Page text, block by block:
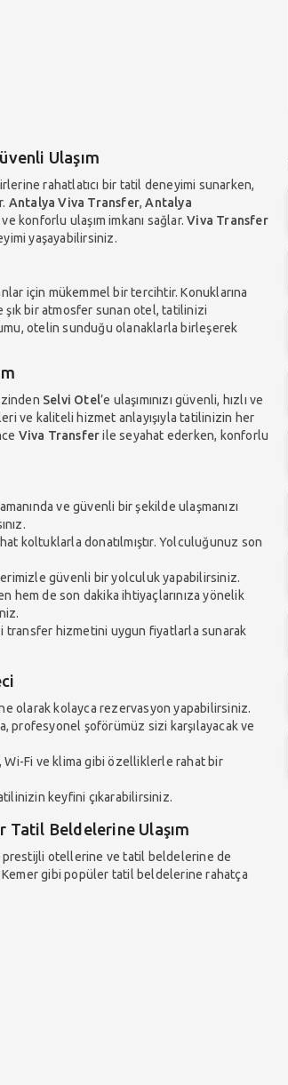
Ulaşım
rahatlatıcı bir tatil deneyimi sunarken,
Antalya Viva Transfer,Antalya
ve konforlu ulaşım imkanı sağlar.Viva Transfer
yaşayabilirsiniz.
için mükemmel bir tercihtir. Konuklarına
bir atmosfer sunan otel, tatilinizi
otelin sunduğu olanaklarla birleşerek
Selvi Otel’e ulaşımınızı güvenli, hızlı ve
ve kaliteli hizmet anlayışıyla tatilinizin her
Viva Transferile seyahat ederken, konforlu
ve güvenli bir şekilde ulaşmanızı
koltuklarla donatılmıştır. Yolculuğunuz son
güvenli bir yolculuk yapabilirsiniz.
hem de son dakika ihtiyaçlarınıza yönelik
transfer hizmetini uygun fiyatlarla sunarak
olarak kolayca rezervasyon yapabilirsiniz.
profesyonel şoförümüz sizi karşılayacak ve
Wi-Fi ve klima gibi özelliklerle rahat bir
keyfini çıkarabilirsiniz.
Beldelerine Ulaşım
prestijli otellerine ve tatil beldelerine de
Kemer gibi popüler tatil beldelerine rahatça